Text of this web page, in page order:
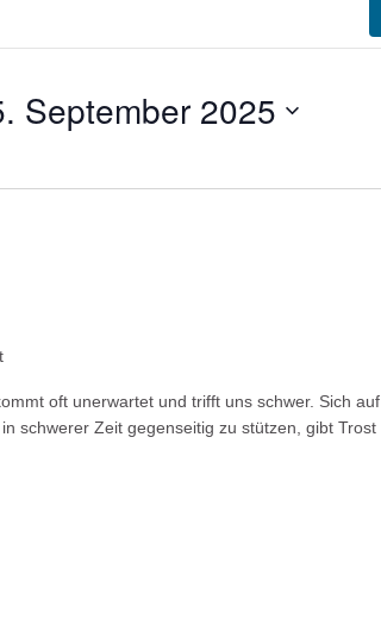
September 2025
oft unerwartet und trifft uns schwer. Sich auf
schwerer Zeit gegenseitig zu stützen, gibt Trost